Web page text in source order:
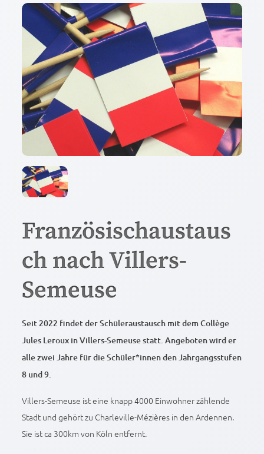
Französischaustaus
ch nach Villers-
Semeuse
Seit 2022 findet der Schüleraustausch mit dem Collège
Jules Leroux in Villers-Semeuse statt. Angeboten wird er
alle zwei Jahre für die Schüler*innen den Jahrgangsstufen
8 und 9.
Villers-Semeuse ist eine knapp 4000 Einwohner zählende
Stadt und gehört zu Charleville-Mézières in den Ardennen.
Sie ist ca 300km von Köln entfernt.